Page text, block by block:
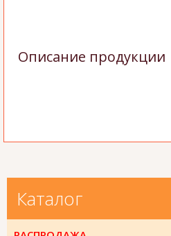
Описание продукции
Каталог